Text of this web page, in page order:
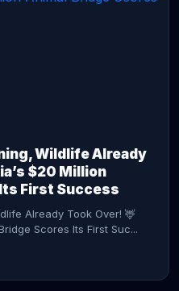
Wildlife Already
$20 Million
First Success
Already Took Over! 🦌
Scores Its First Suc...